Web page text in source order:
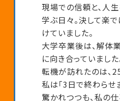
現場での信頼と、人
学ぶ日々。決して楽
けていました。
大学卒業後は、解体
に向き合っていました
転機が訪れたのは、
私は「3日で終わらせ
驚かれつつも、私の